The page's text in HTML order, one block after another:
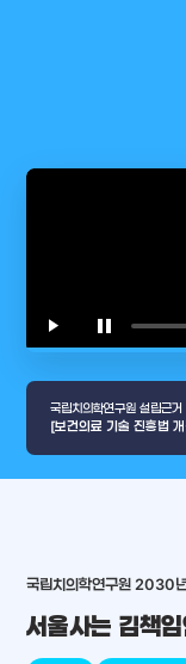
충
play_arrow pause
국립치의학연구원 설립근
[보건의료 기술 진흥법
국립치의학연구원 2030
서울사는 김책